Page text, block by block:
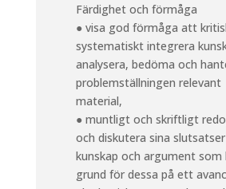
Färdighet och förmåga
● visa god förmåga att
systematiskt integrera
analysera, bedöma och
problemställningen relevant
material,
● muntligt och skriftligt
och diskutera sina
kunskap och argument som
grund för dessa på ett